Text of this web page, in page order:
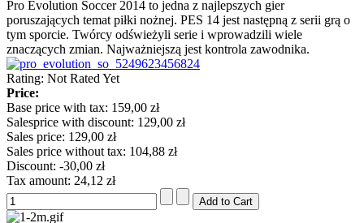
Pro Evolution Soccer 2014 to jedna z najlepszych gier
poruszających temat piłki nożnej. PES 14 jest następną z serii grą o
tym sporcie. Twórcy odświeżyli serie i wprowadzili wiele
znaczących zmian. Najważniejszą jest kontrola zawodnika.
Rating: Not Rated Yet
Price:
Base price with tax: 159,00 zł
Salesprice with discount: 129,00 zł
Sales price: 129,00 zł
Sales price without tax: 104,88 zł
Discount: -30,00 zł
Tax amount: 24,12 zł